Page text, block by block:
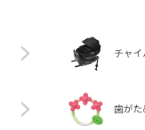
チャイ
歯がた